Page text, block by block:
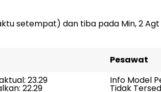
setempat) dan tiba pada Min, 2
Pesawat
23.29
22.29
Info Model
Tidak